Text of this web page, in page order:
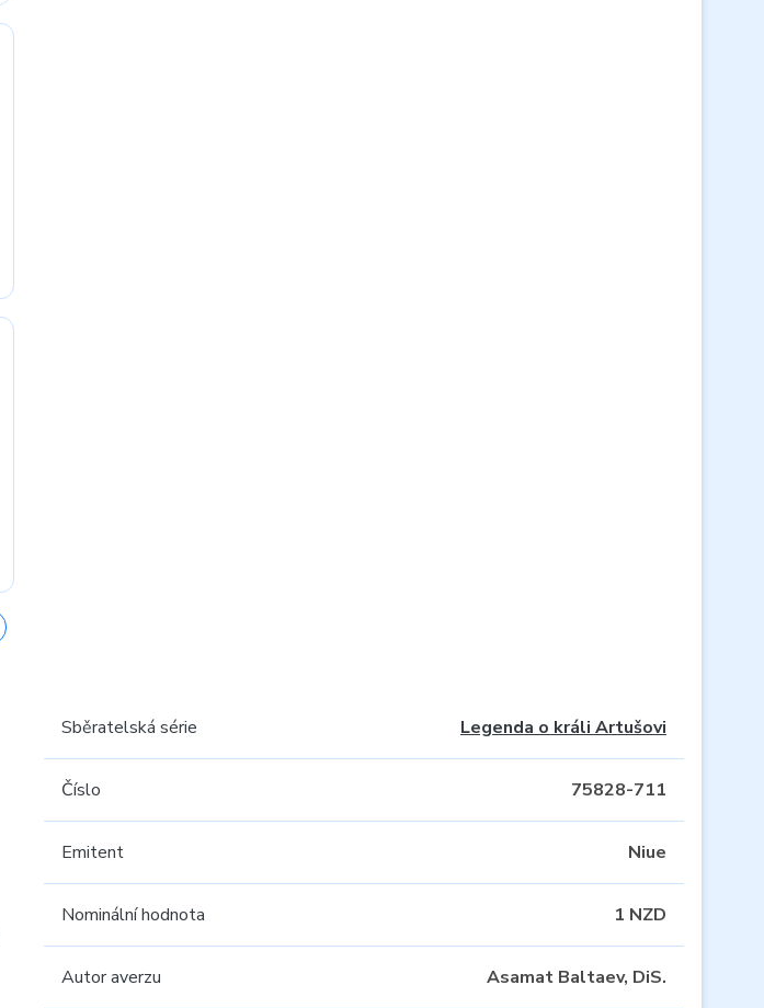
Sběratelská série Legenda o králi Artušovi
Číslo 75828-711
Emitent Niue
Nominální hodnota 1 NZD
Autor averzu Asamat Baltaev, DiS.